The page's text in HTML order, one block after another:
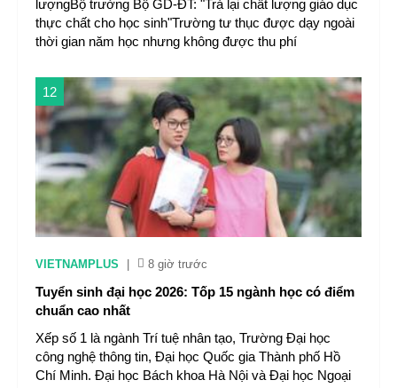
lượngBộ trưởng Bộ GD-ĐT: "Trả lại chất lượng giáo dục
thực chất cho học sinh"Trường tư thục được dạy ngoài
thời gian năm học nhưng không được thu phí
12
VIETNAMPLUS 8 giờ trước
Tuyển sinh đại học 2026: Tốp 15 ngành học có điểm
chuẩn cao nhất
Xếp số 1 là ngành Trí tuệ nhân tạo, Trường Đại học
công nghệ thông tin, Đại học Quốc gia Thành phố Hồ
Chí Minh. Đại học Bách khoa Hà Nội và Đại học Ngoại